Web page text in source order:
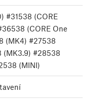
#31538 (CORE
(CORE One
(MK4) #27538
(MK3.9) #28538
(MINI)